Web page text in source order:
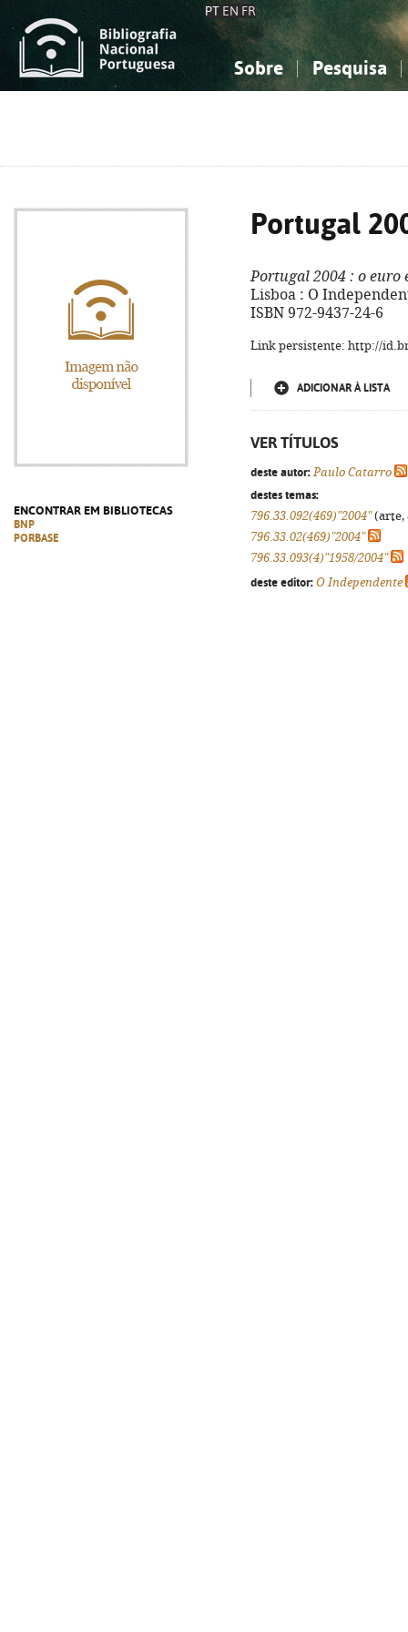
PT EN FR
Sobre Pesquisa
ENCONTRAR EM BIBLIOTECAS
BNP
PORBASE
Portugal
Portugal 2004 : o euro
Lisboa : O
ISBN 972-9437-24-6
Link persistente: http://
ADICIONAR À LISTA
VER TÍTULOS
deste autor: Paulo Catarro
destes temas:
796.33.092(469)"2004"(arte,
796.33.02(469)"2004"
796.33.093(4)"1958/2004"
deste editor: O Independente